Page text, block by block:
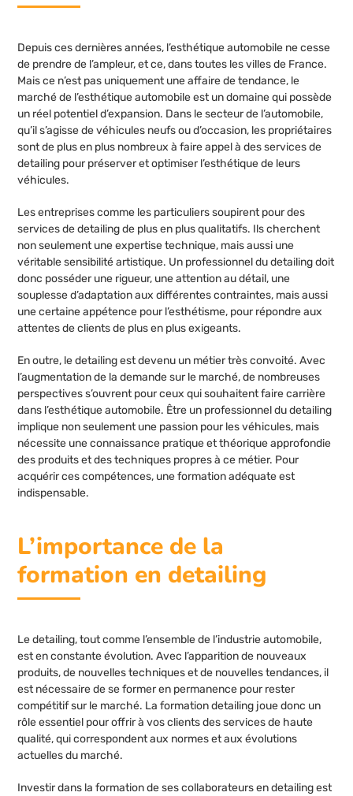
Depuis ces dernières années, l’esthétique automobile ne cesse
de prendre de l’ampleur, et ce, dans toutes les villes de France.
Mais ce n’est pas uniquement une affaire de tendance, le
marché de l’esthétique automobile est un domaine qui possède
un réel potentiel d’expansion. Dans le secteur de l’automobile,
qu’il s’agisse de véhicules neufs ou d’occasion, les propriétaires
sont de plus en plus nombreux à faire appel à des services de
detailing pour préserver et optimiser l’esthétique de leurs
véhicules.
Les entreprises comme les particuliers soupirent pour des
services de detailing de plus en plus qualitatifs. Ils cherchent
non seulement une expertise technique, mais aussi une
véritable sensibilité artistique. Un professionnel du detailing doit
donc posséder une rigueur, une attention au détail, une
souplesse d’adaptation aux différentes contraintes, mais aussi
une certaine appétence pour l’esthétisme, pour répondre aux
attentes de clients de plus en plus exigeants.
En outre, le detailing est devenu un métier très convoité. Avec
l’augmentation de la demande sur le marché, de nombreuses
perspectives s’ouvrent pour ceux qui souhaitent faire carrière
dans l’esthétique automobile. Être un professionnel du detailing
implique non seulement une passion pour les véhicules, mais
nécessite une connaissance pratique et théorique approfondie
des produits et des techniques propres à ce métier. Pour
acquérir ces compétences, une formation adéquate est
indispensable.
L’importance de la
formation en detailing
Le detailing, tout comme l’ensemble de l’industrie automobile,
est en constante évolution. Avec l’apparition de nouveaux
produits, de nouvelles techniques et de nouvelles tendances, il
est nécessaire de se former en permanence pour rester
compétitif sur le marché. La formation detailing joue donc un
rôle essentiel pour offrir à vos clients des services de haute
qualité, qui correspondent aux normes et aux évolutions
actuelles du marché.
Investir dans la formation de ses collaborateurs en detailing est